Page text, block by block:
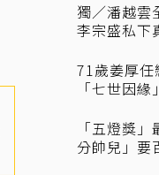
獨／潘越雲
李宗盛私下
71歲姜厚
「七世因
「五燈獎
分帥兒」要